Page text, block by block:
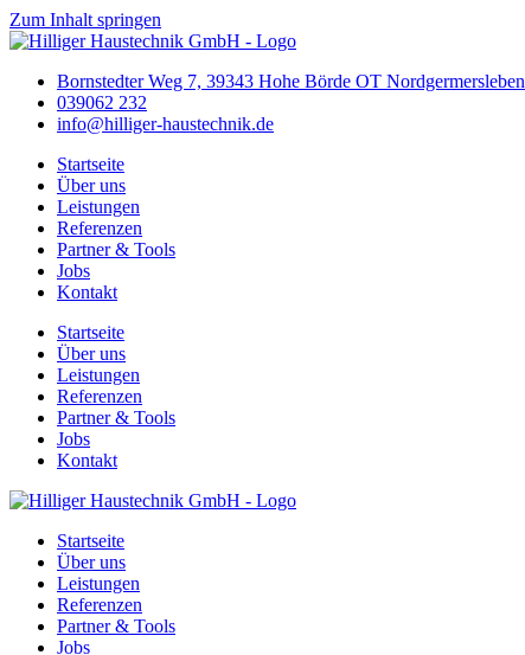
Zum Inhalt springen
Bornstedter Weg 7, 39343 Hohe Börde OT Nordgermersleben
039062 232
info@hilliger-haustechnik.de
Startseite
Über uns
Leistungen
Referenzen
Partner & Tools
Jobs
Kontakt
Startseite
Über uns
Leistungen
Referenzen
Partner & Tools
Jobs
Kontakt
Startseite
Über uns
Leistungen
Referenzen
Partner & Tools
Jobs